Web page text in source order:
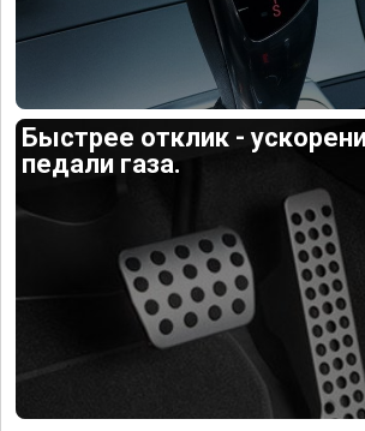
Быстрее отклик -
педали газа.